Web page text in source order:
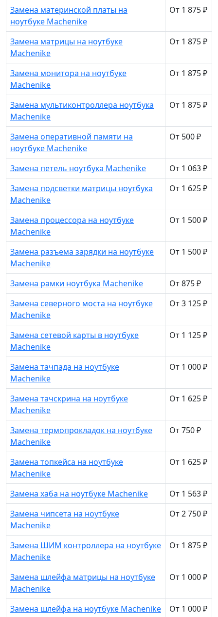
Замена материнской платы на
ноутбуке Machenike
От 1 875 ₽
Замена матрицы на ноутбуке
Machenike
От 1 875 ₽
Замена монитора на ноутбуке
Machenike
От 1 875 ₽
Замена мультиконтроллера ноутбука
Machenike
От 1 875 ₽
Замена оперативной памяти на
ноутбуке Machenike
От 500 ₽
Замена петель ноутбука Machenike
От 1 063 ₽
Замена подсветки матрицы ноутбука
Machenike
От 1 625 ₽
Замена процессора на ноутбуке
Machenike
От 1 500 ₽
Замена разъема зарядки на ноутбуке
Machenike
От 1 500 ₽
Замена рамки ноутбука Machenike
От 875 ₽
Замена северного моста на ноутбуке
Machenike
От 3 125 ₽
Замена сетевой карты в ноутбуке
Machenike
От 1 125 ₽
Замена тачпада на ноутбуке
Machenike
От 1 000 ₽
Замена тачскрина на ноутбуке
Machenike
От 1 625 ₽
Замена термопрокладок на ноутбуке
Machenike
От 750 ₽
Замена топкейса на ноутбуке
Machenike
От 1 625 ₽
Замена хаба на ноутбуке Machenike
От 1 563 ₽
Замена чипсета на ноутбуке
Machenike
От 2 750 ₽
Замена ШИМ контроллера на ноутбуке
Machenike
От 1 875 ₽
Замена шлейфа матрицы на ноутбуке
Machenike
От 1 000 ₽
Замена шлейфа на ноутбуке Machenike
От 1 000 ₽